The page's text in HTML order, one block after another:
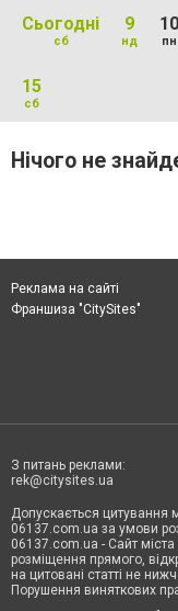
Сьогодні
сб
9
нд
10
пн
15
сб
Нічого не
Реклама на сайті
Франшиза "CitySites"
З питань реклами:
rek@citysites.ua
Допускається цитування
06137.com.ua за умови
06137.com.ua - Сайт
розміщення прямого,
на цитовані статті не
Порушення виняткових